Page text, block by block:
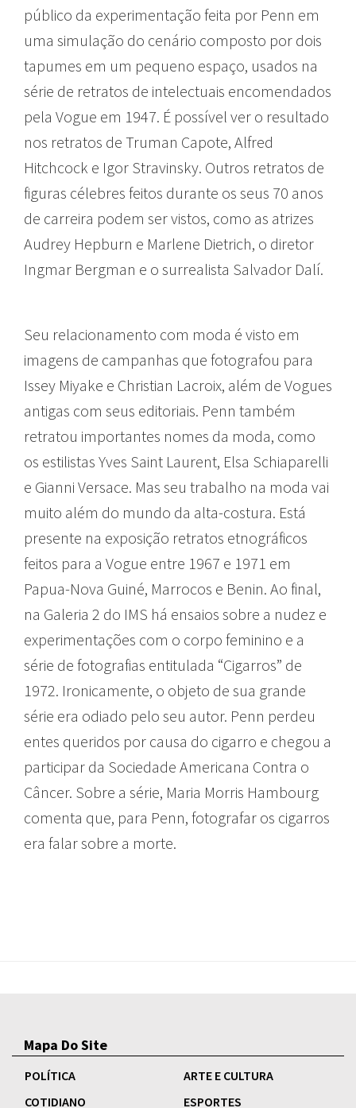
público da experimentação feita por Penn em
uma simulação do cenário composto por dois
tapumes em um pequeno espaço, usados na
série de retratos de intelectuais encomendados
pela Vogue em 1947. É possível ver o resultado
nos retratos de Truman Capote, Alfred
Hitchcock e Igor Stravinsky. Outros retratos de
figuras célebres feitos durante os seus 70 anos
de carreira podem ser vistos, como as atrizes
Audrey Hepburn e Marlene Dietrich, o diretor
Ingmar Bergman e o surrealista Salvador Dalí.
Seu relacionamento com moda é visto em
imagens de campanhas que fotografou para
Issey Miyake e Christian Lacroix, além de Vogues
antigas com seus editoriais. Penn também
retratou importantes nomes da moda, como
os estilistas Yves Saint Laurent, Elsa Schiaparelli
e Gianni Versace. Mas seu trabalho na moda vai
muito além do mundo da alta-costura. Está
presente na exposição retratos etnográficos
feitos para a Vogue entre 1967 e 1971 em
Papua-Nova Guiné, Marrocos e Benin. Ao final,
na Galeria 2 do IMS há ensaios sobre a nudez e
experimentações com o corpo feminino e a
série de fotografias entitulada “Cigarros” de
1972. Ironicamente, o objeto de sua grande
série era odiado pelo seu autor. Penn perdeu
entes queridos por causa do cigarro e chegou a
participar da Sociedade Americana Contra o
Câncer. Sobre a série, Maria Morris Hambourg
comenta que, para Penn, fotografar os cigarros
era falar sobre a morte.
Mapa Do Site
POLÍTICA
ARTE E CULTURA
COTIDIANO
ESPORTES